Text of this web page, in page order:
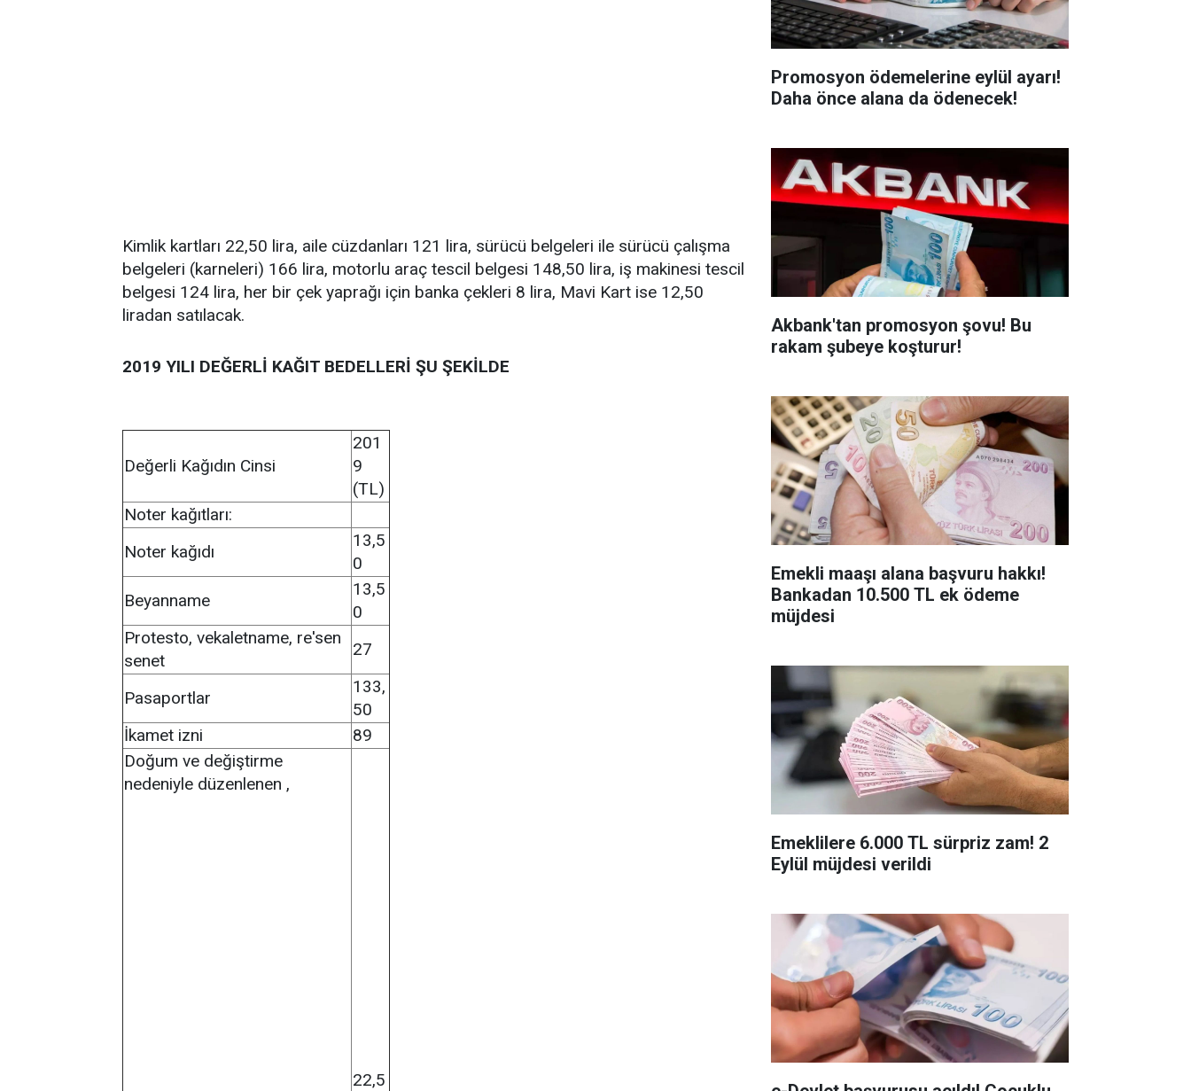
Kimlik kartları 22,50 lira, aile cüzdanları 121 lira, sürücü belgeleri ile sürücü çalışma
belgeleri (karneleri) 166 lira, motorlu araç tescil belgesi 148,50 lira, iş makinesi tescil
belgesi 124 lira, her bir çek yaprağı için banka çekleri 8 lira, Mavi Kart ise 12,50
liradan satılacak.
2019 YILI DEĞERLİ KAĞIT BEDELLERİ ŞU ŞEKİLDE
Değerli Kağıdın Cinsi
201
9
(TL)
Noter kağıtları:
Noter kağıdı
13,5
0
Beyanname
13,5
0
Protesto, vekaletname, re'sen
senet
27
Pasaportlar
133,
50
İkamet izni
89
Doğum ve değiştirme
nedeniyle düzenlenen ,
22,5
Promosyon ödemelerine eylül ayarı!
Daha önce alana da ödenecek!
Akbank'tan promosyon şovu! Bu
rakam şubeye koşturur!
Emekli maaşı alana başvuru hakkı!
Bankadan 10.500 TL ek ödeme
müjdesi
Emeklilere 6.000 TL sürpriz zam! 2
Eylül müjdesi verildi